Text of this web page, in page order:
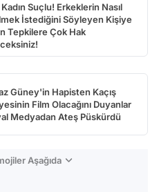
Suçlu! Erkeklerin Nasıl
İstediğini Söyleyen Kişiye
Tepkilere Çok Hak
Güney'in Hapisten Kaçış
Film Olacağını Duyanlar
Medyadan Ateş Püskürdü
Aşağıda